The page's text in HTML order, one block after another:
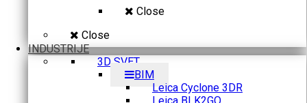
Close
Close
INDUSTRIJE
3D SVET
BIM
Leica Cyclone 3DR